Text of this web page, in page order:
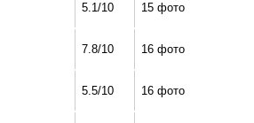
5.1/10 15 фото
7.8/10 16 фото
5.5/10 16 фото